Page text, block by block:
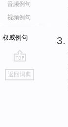
音频例句
视频例句
权威例句
go
top
返回词典